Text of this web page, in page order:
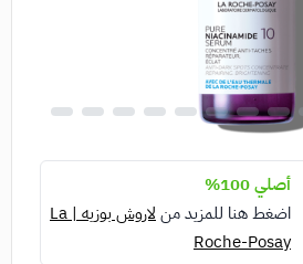
أصلي 100%
اضغط هنا للمزيد من
لاروش بوزيه | La
Roche-Posay